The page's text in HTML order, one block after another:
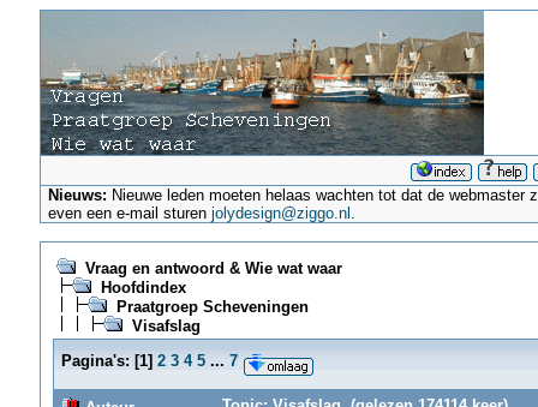
Nieuws: Nieuwe leden moeten helaas wachten tot dat de
even een e-mail sturenjolydesign@ziggo.nl .
Vraag en antwoord & Wie wat waar
Hoofdindex
Praatgroep Scheveningen
Visafslag
Pagina's: [1] 2 3 4 5 ... 7